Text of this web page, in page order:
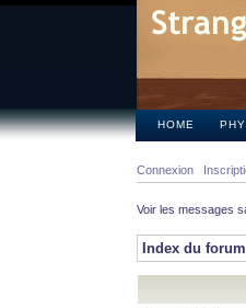
HOME
Connexion
Voir les messages
Index du forum